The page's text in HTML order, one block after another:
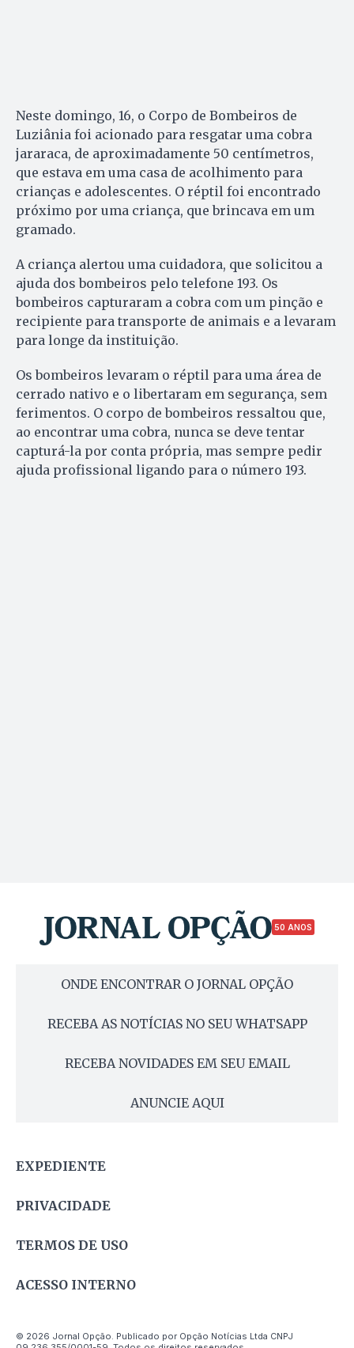
Neste domingo, 16, o Corpo de Bombeiros de
Luziânia foi acionado para resgatar uma cobra
jararaca, de aproximadamente 50 centímetros,
que estava em uma casa de acolhimento para
crianças e adolescentes. O réptil foi encontrado
próximo por uma criança, que brincava em um
gramado.
A criança alertou uma cuidadora, que solicitou a
ajuda dos bombeiros pelo telefone 193. Os
bombeiros capturaram a cobra com um pinção e
recipiente para transporte de animais e a levaram
para longe da instituição.
Os bombeiros levaram o réptil para uma área de
cerrado nativo e o libertaram em segurança, sem
ferimentos. O corpo de bombeiros ressaltou que,
ao encontrar uma cobra, nunca se deve tentar
capturá-la por conta própria, mas sempre pedir
ajuda profissional ligando para o número 193.
50 ANOS
ONDE ENCONTRAR O JORNAL OPÇÃO
RECEBA AS NOTÍCIAS NO SEU WHATSAPP
RECEBA NOVIDADES EM SEU EMAIL
ANUNCIE AQUI
EXPEDIENTE
PRIVACIDADE
TERMOS DE USO
ACESSO INTERNO
© 2026 Jornal Opção. Publicado por Opção Notícias Ltda CNPJ